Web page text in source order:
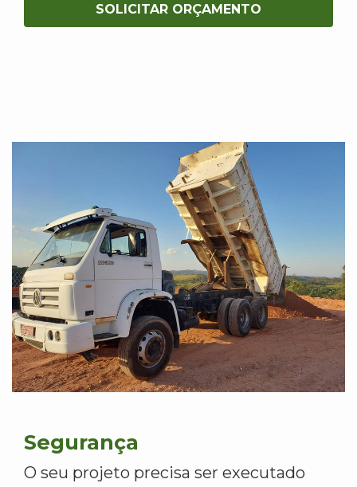
SOLICITAR ORÇAMENTO
Segurança
O seu projeto precisa ser executado